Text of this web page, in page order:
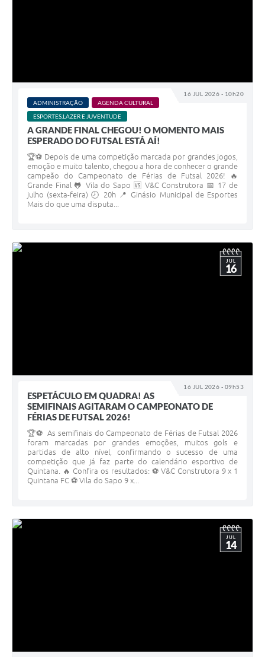
16 JUL 2026 - 10h20
ADMINISTRAÇÃO
AGENDA CULTURAL
ESPORTES,LAZER E JUVENTUDE
A GRANDE FINAL CHEGOU! O MOMENTO MAIS
ESPERADO DO FUTSAL ESTÁ AÍ!
🏆⚽ Depois de uma competição marcada por grandes jogos,
emoção e muito talento, chegou a hora de conhecer o grande
campeão do Campeonato de Férias de Futsal 2026! 🔥
Grande Final 🐸 Vila do Sapo 🆚 V&C Construtora 📅 17 de
julho (sexta-feira) 🕗 20h 📍 Ginásio Municipal de Esportes
Mais do que uma disputa...
16 JUL 2026 - 09h53
JUL
16
ESPETÁCULO EM QUADRA! AS
SEMIFINAIS AGITARAM O CAMPEONATO DE
FÉRIAS DE FUTSAL 2026!
🏆⚽ As semifinais do Campeonato de Férias de Futsal 2026
foram marcadas por grandes emoções, muitos gols e
partidas de alto nível, confirmando o sucesso de uma
competição que já faz parte do calendário esportivo de
Quintana. 🔥 Confira os resultados: ⚽ V&C Construtora 9 x 1
Quintana FC ⚽ Vila do Sapo 9 x...
JUL
14